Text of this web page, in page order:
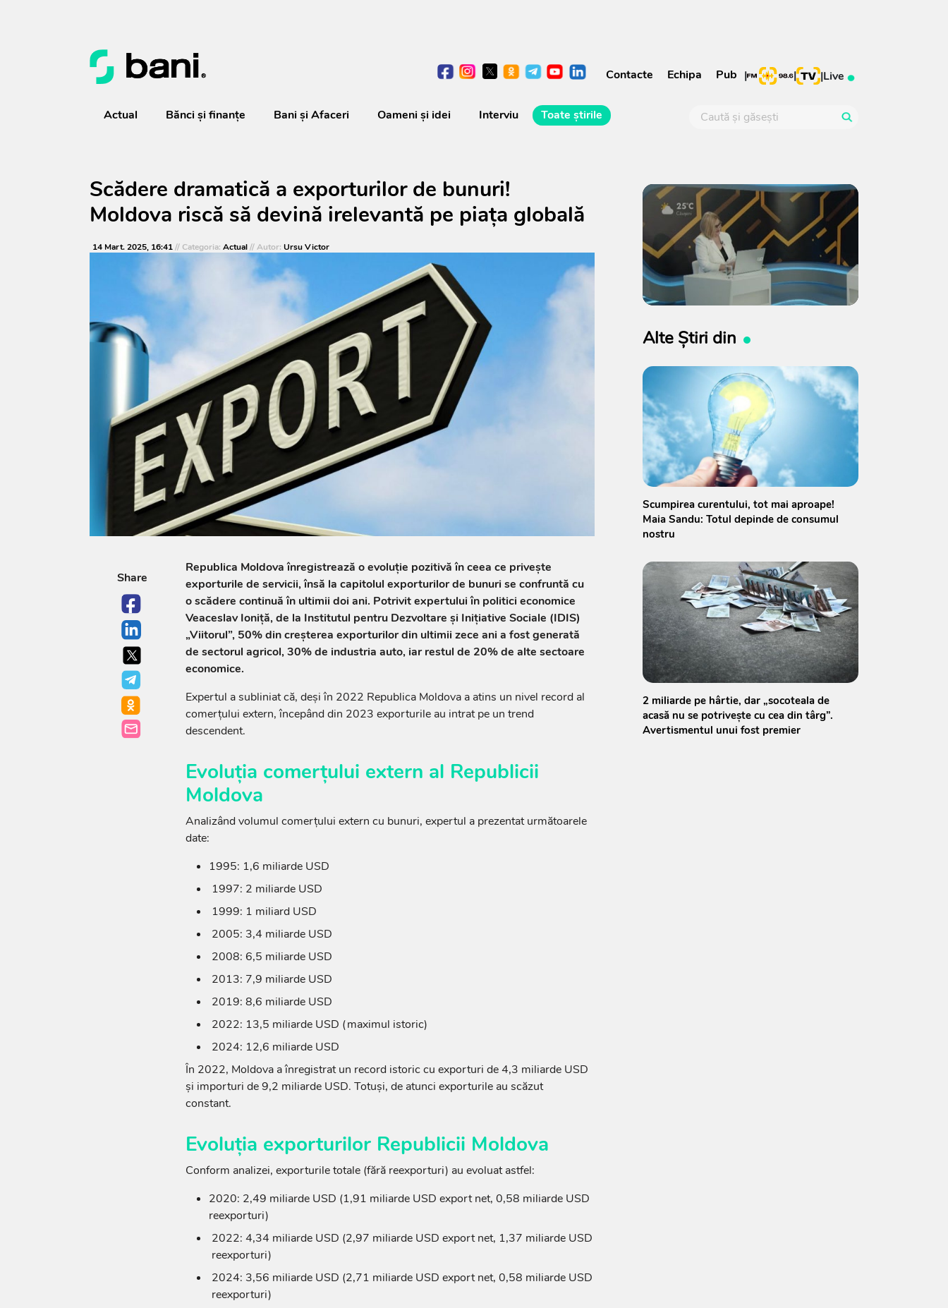
Contacte Echipa Pub | | |Live
Actual Bănci şi finanţe Bani și Afaceri Oameni şi idei Interviu Toate știrile
Scădere dramatică a exporturilor de bunuri!
Moldova riscă să devină irelevantă pe piața globală
14 Mart. 2025, 16:41// Categoria: Actual// Autor: Ursu Victor
Share
Republica Moldova înregistrează o evoluție pozitivă în ceea ce privește
exporturile de servicii, însă la capitolul exporturilor de bunuri se confruntă cu
o scădere continuă în ultimii doi ani. Potrivit expertului în politici economice
Veaceslav Ioniță, de la Institutul pentru Dezvoltare și Inițiative Sociale (IDIS)
„Viitorul”, 50% din creșterea exporturilor din ultimii zece ani a fost generată
de sectorul agricol, 30% de industria auto, iar restul de 20% de alte sectoare
economice.
Expertul a subliniat că, deși în 2022 Republica Moldova a atins un nivel record al
comerțului extern, începând din 2023 exporturile au intrat pe un trend
descendent.
Evoluția comerțului extern al Republicii
Moldova
Analizând volumul comerțului extern cu bunuri, expertul a prezentat următoarele
date:
1995: 1,6 miliarde USD
1997: 2 miliarde USD
1999: 1 miliard USD
2005: 3,4 miliarde USD
2008: 6,5 miliarde USD
2013: 7,9 miliarde USD
2019: 8,6 miliarde USD
2022: 13,5 miliarde USD (maximul istoric)
2024: 12,6 miliarde USD
În 2022, Moldova a înregistrat un record istoric cu exporturi de 4,3 miliarde USD
și importuri de 9,2 miliarde USD. Totuși, de atunci exporturile au scăzut
constant.
Evoluția exporturilor Republicii Moldova
Conform analizei, exporturile totale (fără reexporturi) au evoluat astfel:
2020: 2,49 miliarde USD (1,91 miliarde USD export net, 0,58 miliarde USD
reexporturi)
2022: 4,34 miliarde USD (2,97 miliarde USD export net, 1,37 miliarde USD
reexporturi)
2024: 3,56 miliarde USD (2,71 miliarde USD export net, 0,58 miliarde USD
reexporturi)
Alte Știri din
Scumpirea curentului, tot mai aproape!
Maia Sandu: Totul depinde de consumul
nostru
2 miliarde pe hârtie, dar „socoteala de
acasă nu se potrivește cu cea din târg”.
Avertismentul unui fost premier